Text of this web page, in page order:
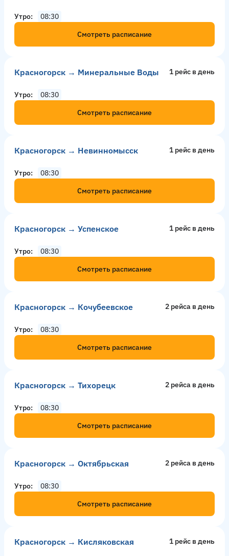
Утро
08:30
Смотреть расписание
Красногорск → Минеральные Воды 1 рейс в день
Утро
08:30
Смотреть расписание
Красногорск → Невинномысск 1 рейс в день
Утро
08:30
Смотреть расписание
Красногорск → Успенское 1 рейс в день
Утро
08:30
Смотреть расписание
Красногорск → Кочубеевское 2 рейсa в день
Утро
08:30
Смотреть расписание
Красногорск → Тихорецк 2 рейсa в день
Утро
08:30
Смотреть расписание
Красногорск → Октябрьская 2 рейсa в день
Утро
08:30
Смотреть расписание
Красногорск → Кисляковская 1 рейс в день